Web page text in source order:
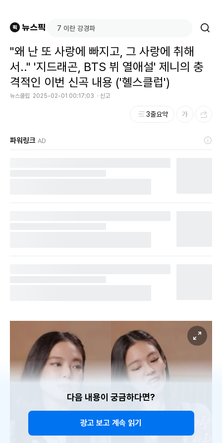
"왜 난 또 사랑에 빠지고, 그 사랑에 취해
서.." '지드래곤, BTS 뷔 열애설' 제니의 충
격적인 이번 신곡 내용 ('혤스클럽')
뉴스클립 2025-02-01 00:17:03 신고
3줄요약
파워링크 AD
다음 내용이 궁금하다면?
광고 보고 계속 읽기